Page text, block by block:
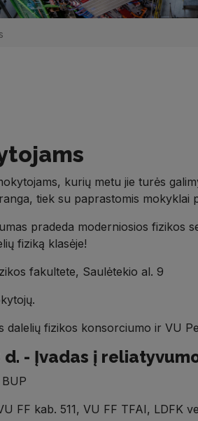
kurių metu jie turės
tiek su paprastomis mokyklai
pradeda moderniosios fizikos
fiziką klasėje!
fakultete, Saulėtekio al. 9
dalelių fizikos konsorciumo ir VU
d. - Įvadas į
FF kab. 511, VU FF TFAI,